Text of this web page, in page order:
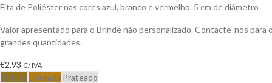
Fita de Poliéster nas cores azul, branco e vermelho. 5 cm de diâmetro
Valor apresentado para o Brinde não personalizado. Contacte-nos
grandes quantidades.
€2,93 C/ IVA
Bronze Dourado Prateado